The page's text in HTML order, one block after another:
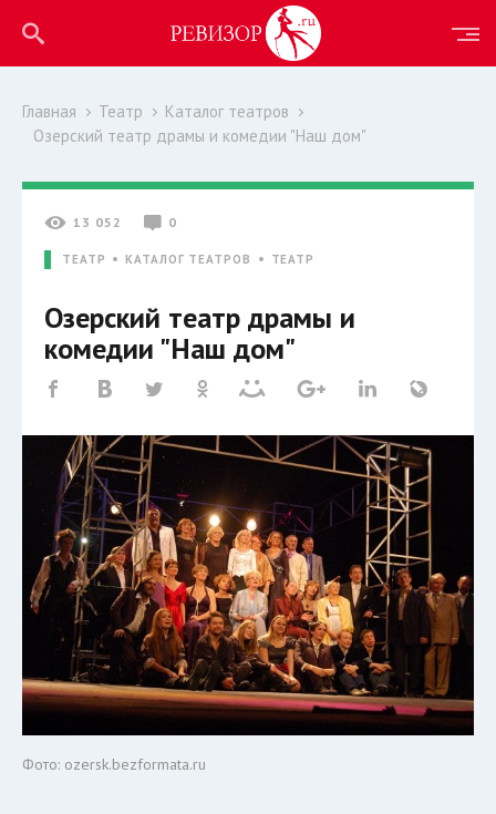
Главная Театр
Каталог театров
Озерский театр драмы и комедии "Наш дом"
13 052 0
ТЕАТР КАТАЛОГ ТЕАТРОВ ТЕАТР
Озерский театр драмы и
комедии "Наш дом"
Фото: ozersk.bezformata.ru